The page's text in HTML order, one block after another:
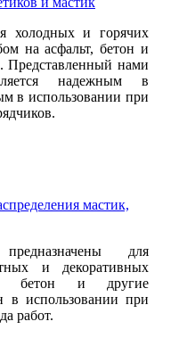
холодных и горячих
на асфальт, бетон и
Представленный нами
надежным в
в использовании при
мастик,
предназначены для
и декоративных
бетон и другие
в использовании при
работ.